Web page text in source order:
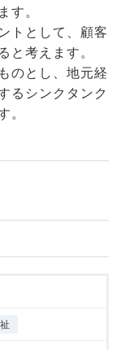
す。
トとして、顧客
と考えます。
のとし、地元経
るシンクタンク
。